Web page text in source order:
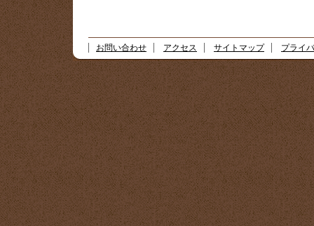
お問い合わせ アクセス サイトマップ プライ